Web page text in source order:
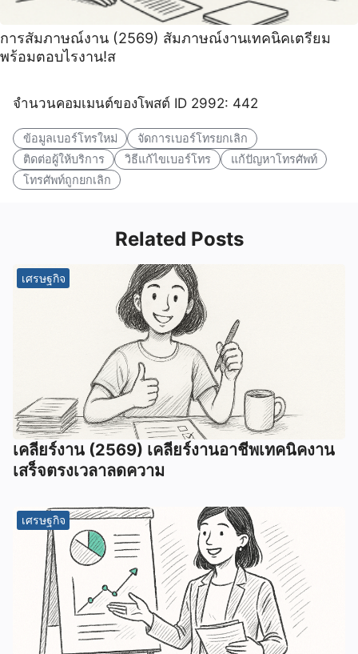
การสัมภาษณ์งาน (2569) สัมภาษณ์งานเทคนิคเตรียม
พร้อมตอบไรงาน!ส
จำนวนคอมเมนต์ของโพสต์ ID 2992: 442
ข้อมูลเบอร์โทรใหม่
จัดการเบอร์โทรยกเลิก
ติดต่อผู้ให้บริการ
วิธีแก้ไขเบอร์โทร
แก้ปัญหาโทรศัพท์
โทรศัพท์ถูกยกเลิก
Related Posts
เศรษฐกิจ
เคลียร์งาน (2569) เคลียร์งานอาชีพเทคนิคงาน
เสร็จตรงเวลาลดความ
เศรษฐกิจ